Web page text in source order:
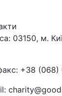
03150, м.
+38 (068)